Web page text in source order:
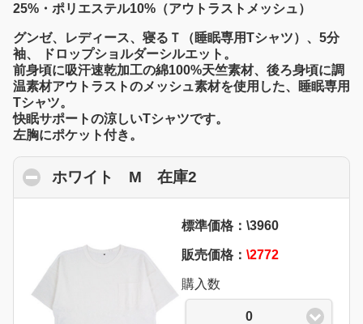
25%・ポリエステル10%（アウトラストメッシュ）
グンゼ、レディース、寝るＴ（睡眠専用Tシャツ）、5分
袖、 ドロップショルダーシルエット。
前身頃に吸汗速乾加工の綿100%天竺素材、後ろ身頃に調
温素材アウトラストのメッシュ素材を使用した、睡眠専用
Tシャツ。
快眠サポートの涼しいTシャツです。
左胸にポケット付き。
ホワイト M 在庫2
標準価格：\3960
販売価格： \2772
購入数
0